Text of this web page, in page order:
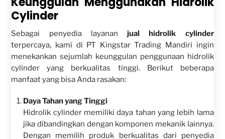
Cylinder
Sebagai penyedia layananjual hidrolik cylinder
terpercaya, kami di PT Kingstar Trading Mandiri ingin
menekankan sejumlah keunggulan penggunaan hidrolik
cylinder yang berkualitas tinggi. Berikut beberapa
manfaat yang bisa Anda rasakan:
Daya Tahan yang Tinggi
Hidrolik cylinder memiliki daya tahan yang lebih lama
jika dibandingkan dengan komponen mekanik lainnya.
Dengan memilih produk berkualitas dari penyedia